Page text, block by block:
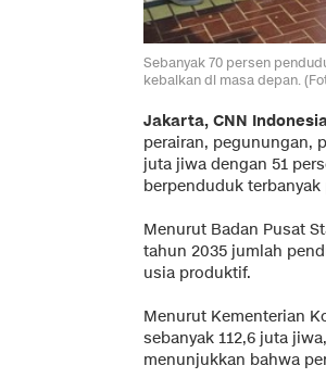
Sebanyak 70 persen
kebaikan di masa depan.
Jakarta, CNN
perairan, pegunungan,
juta jiwa dengan 51
berpenduduk
Menurut Badan Pusat
tahun 2035 jumlah
usia produktif.
Menurut Kementerian
sebanyak 112,6 juta
menunjukkan bahwa